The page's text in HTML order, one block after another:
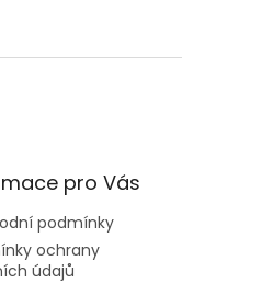
pro Vás
podmínky
ochrany
údajů